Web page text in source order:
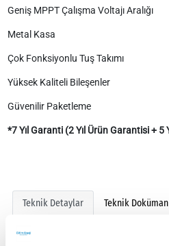
Geniş MPPT Çalışma Voltajı Aralığı
Metal Kasa
Çok Fonksiyonlu Tuş Takımı
Yüksek Kaliteli Bileşenler
Güvenilir Paketleme
*7 Yıl Garanti (2 Yıl Ürün Garantisi + 5
Teknik Detaylar Teknik Doküman